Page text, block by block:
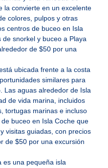
la convierte en un excelente
colores, pulpos y otras
centros de buceo en Isla
snorkel y buceo a Playa
de $50 por una
ubicada frente a la costa
similares para
Las aguas alrededor de Isla
de vida marina, incluidos
tortugas marinas e incluso
buceo en Isla Coche que
visitas guiadas, con precios
de $50 por una excursión
es una pequeña isla